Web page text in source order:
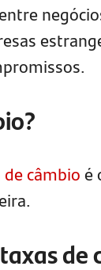
de câmbioé
de